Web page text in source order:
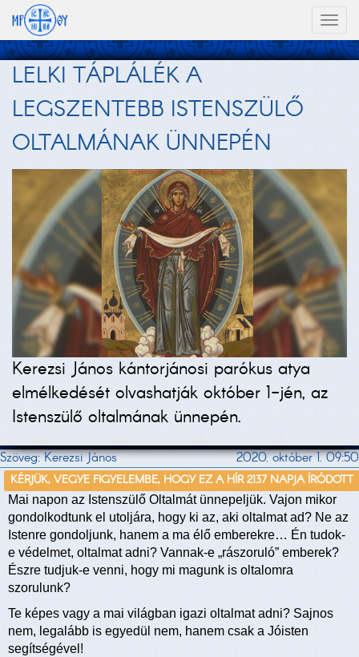
LELKI TÁPLÁLÉK A
LEGSZENTEBB ISTENSZÜLŐ
OLTALMÁNAK ÜNNEPÉN
Kerezsi János kántorjánosi parókus atya
elmélkedését olvashatják október 1-jén, az
Istenszülő oltalmának ünnepén.
Szöveg: Kerezsi János 2020. október 1. 09:50
KÉRJÜK, VEGYE FIGYELEMBE, HOGY EZ A HÍR 2137 NAPJA ÍRÓDOTT
Mai napon az Istenszülő Oltalmát ünnepeljük. Vajon mikor
gondolkodtunk el utoljára, hogy ki az, aki oltalmat ad? Ne az
Istenre gondoljunk, hanem a ma élő emberekre… Én tudok-
e védelmet, oltalmat adni? Vannak-e „rászoruló” emberek?
Észre tudjuk-e venni, hogy mi magunk is oltalomra
szorulunk?
Te képes vagy a mai világban igazi oltalmat adni? Sajnos
nem, legalább is egyedül nem, hanem csak a Jóisten
segítségével!